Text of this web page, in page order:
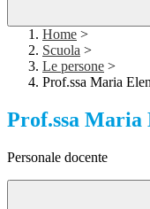
Home >
Scuola >
Le persone >
Prof.ssa Maria
Prof.ssa Maria
Personale docente